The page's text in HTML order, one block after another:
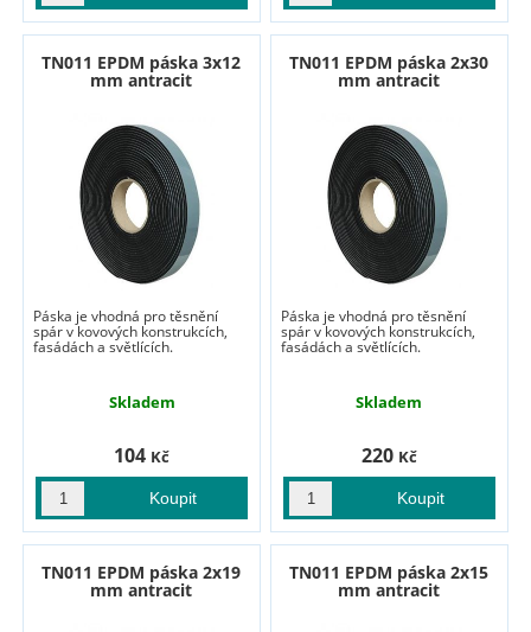
TN011 EPDM páska 3x12
mm antracit
Páska je vhodná pro těsnění
spár v kovových konstrukcích,
fasádách a světlících.
Skladem
104 Kč
TN011 EPDM páska 2x30
mm antracit
Páska je vhodná pro těsnění
spár v kovových konstrukcích,
fasádách a světlících.
Skladem
220 Kč
TN011 EPDM páska 2x19
mm antracit
TN011 EPDM páska 2x15
mm antracit